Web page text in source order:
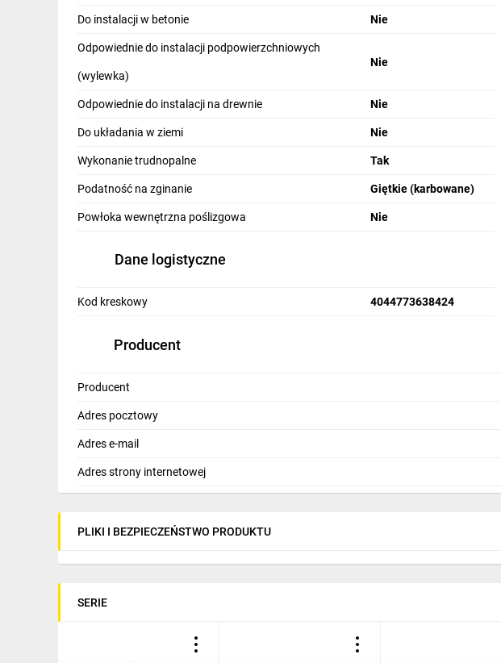
Inne
Budowa i Remont
Elektronika
Smart home
Wentylacja i rekuperacja
Do instalacji w betonie Nie
Odpowiednie do instalacji podpowierzchniowych
(wylewka)
Nie
Odpowiednie do instalacji na drewnie Nie
Do układania w ziemi Nie
Wykonanie trudnopalne Tak
Podatność na zginanie Giętkie (karbowane)
Powłoka wewnętrzna poślizgowa Nie
Dane logistyczne
Kod kreskowy 4044773638424
Producent
Producent
Adres pocztowy
Adres e-mail
Adres strony internetowej
PLIKI I BEZPIECZEŃSTWO PRODUKTU
SERIE